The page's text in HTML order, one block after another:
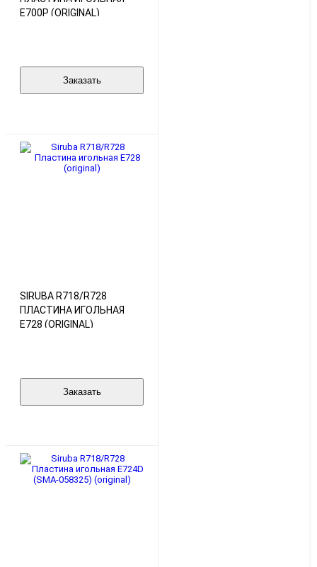
E700P (ORIGINAL)
Заказать
SIRUBA R718/R728
ПЛАСТИНА ИГОЛЬНАЯ
E728 (ORIGINAL)
Заказать